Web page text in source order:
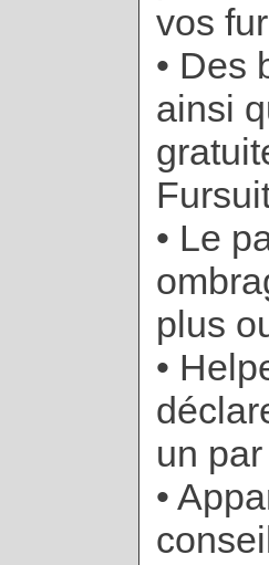
vos
• Des
ainsi
• Le
plus
•
un
•